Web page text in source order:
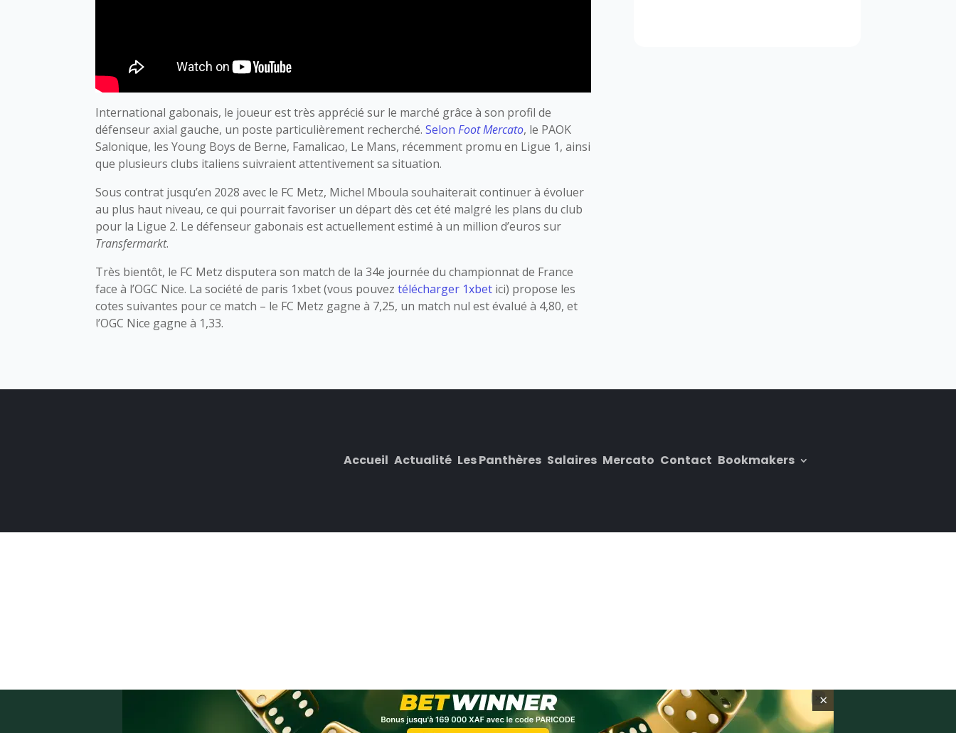
International gabonais, le joueur est très apprécié sur le marché grâce à son profil de
défenseur axial gauche, un poste particulièrement recherché.SelonFoot Mercato, le PAOK
Salonique, les Young Boys de Berne, Famalicao, Le Mans, récemment promu en Ligue 1, ainsi
que plusieurs clubs italiens suivraient attentivement sa situation.
Sous contrat jusqu’en 2028 avec le FC Metz, Michel Mboula souhaiterait continuer à évoluer
au plus haut niveau, ce qui pourrait favoriser un départ dès cet été malgré les plans du club
pour la Ligue 2. Le défenseur gabonais est actuellement estimé à un million d’euros sur
Transfermarkt.
Très bientôt, le FC Metz disputera son match de la 34e journée du championnat de France
face à l’OGC Nice. La société de paris 1xbet (vous pouveztélécharger 1xbet ici) propose les
cotes suivantes pour ce match – le FC Metz gagne à 7,25, un match nul est évalué à 4,80, et
l’OGC Nice gagne à 1,33.
Accueil Actualité Les Panthères Salaires Mercato Contact Bookmakers
×